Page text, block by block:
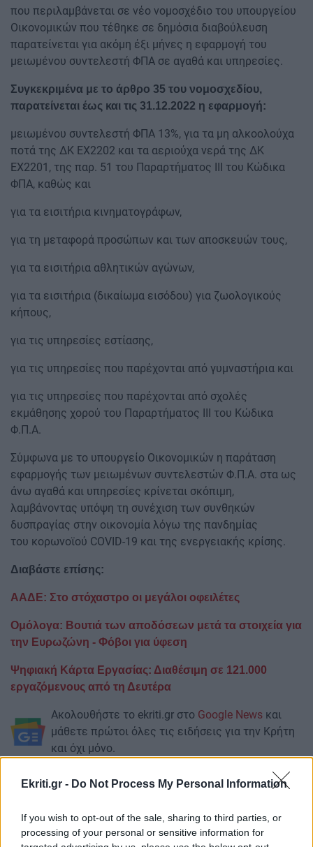
Ekriti.gr - Do Not Process My Personal Information
If you wish to opt-out of the sale, sharing to third parties, or
processing of your personal or sensitive information for
που περιλαμβάνεται σε νέο νομοσχέδιο του υπουργείου
Οικονομικών που τέθηκε σε δημόσια διαβούλευση
παρατείνεται για ακόμη έξι μήνες η εφαρμογή του
μειωμένου συντελεστή ΦΠΑ σε αγαθά και υπηρεσίες.
Συγκεκριμένα με το άρθρο 35 του νομοσχεδίου,
παρατείνεται έως και τις 31.12.2022 η εφαρμογή:
μειωμένου συντελεστή ΦΠΑ 13%, για τα μη αλκοολούχα
ποτά της ΔΚ ΕΧ2202 και τα αεριούχα νερά της ΔΚ
ΕΧ2201, της παρ. 51 του Παραρτήματος ΙΙΙ του Κώδικα
ΦΠΑ, καθώς και
για τα εισιτήρια κινηματογράφων,
για τη μεταφορά προσώπων και των αποσκευών τους,
για τα εισιτήρια αθλητικών αγώνων,
για τα εισιτήρια (δικαίωμα εισόδου) για ζωολογικούς
κήπους,
για τις υπηρεσίες εστίασης,
για τις υπηρεσίες που παρέχονται από γυμναστήρια και
για τις υπηρεσίες που παρέχονται από σχολές
εκμάθησης χορού του Παραρτήματος ΙΙΙ του Κώδικα
Φ.Π.Α.
Σύμφωνα με το υπουργείο Οικονομικών η παράταση
εφαρμογής των μειωμένων συντελεστών Φ.Π.Α. στα ως
άνω αγαθά και υπηρεσίες κρίνεται σκόπιμη,
λαμβάνοντας υπόψη τη συνέχιση των συνθηκών
δυσπραγίας στην οικονομία λόγω της πανδημίας
του κορωνοϊού COVID-19 και της ενεργειακής κρίσης.
Διαβάστε επίσης:
ΑΑΔΕ: Στο στόχαστρο οι μεγάλοι οφειλέτες
Ομόλογα: Βουτιά των αποδόσεων μετά τα στοιχεία για
την Ευρωζώνη - Φόβοι για ύφεση
Ψηφιακή Kάρτα Εργασίας: Διαθέσιμη σε 121.000
εργαζόμενους από τη Δευτέρα
Ακολουθήστε το ekriti.gr στο Google News και
μάθετε πρώτοι όλες τις ειδήσεις για την Κρήτη
και όχι μόνο.
γυμναστήρια
Υπουργείο Οικονομικών